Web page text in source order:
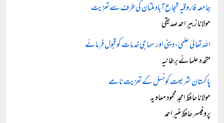
جامعہ فاروقیہ شجاع آباد ملتان کی طرف سے تعزیت
مولانا زبیر احمد صدیقی
اللہ تعالیٰ علمی، دینی اور سماجی خدمات کو قبول فرمائے
متحدہ علمائے برطانیہ
پاکستان شریعت کونسل کے تعزیت نامے
مولانا حافظ امجد محمود معاویہ
پروفیسر حافظ منیر احمد